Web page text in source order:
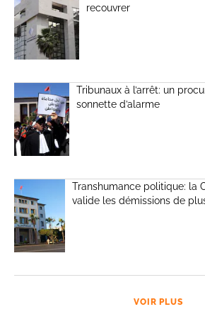
recouvrer
Tribunaux à l’arrêt: un
sonnette d’alarme
Transhumance politique: la
valide les démissions de
VOIR PLUS